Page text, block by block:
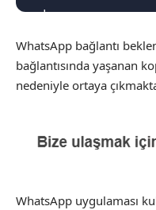
WhatsApp bağlantı
bağlantısında yaşanan
nedeniyle ortaya
WhatsApp uygulaması